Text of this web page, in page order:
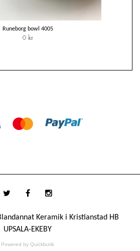
Runeborg bowl 4005
0 kr
Keramik i Kristianstad HB
UPSALA-EKEBY
Powered by Quickbutik